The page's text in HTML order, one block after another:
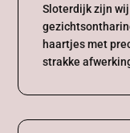
Sloterdijk zijn
haartjes met
strakke